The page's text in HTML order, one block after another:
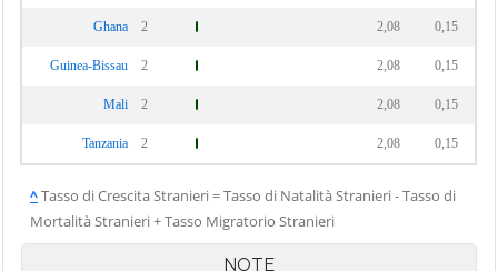
Ghana 2 2,08 0,15
Guinea-Bissau 2 2,08 0,15
Mali 2 2,08 0,15
Tanzania 2 2,08 0,15
^Tasso di Crescita Stranieri = Tasso di Natalità Stranieri - Tasso di
Mortalità Stranieri + Tasso Migratorio Stranieri
NOTE